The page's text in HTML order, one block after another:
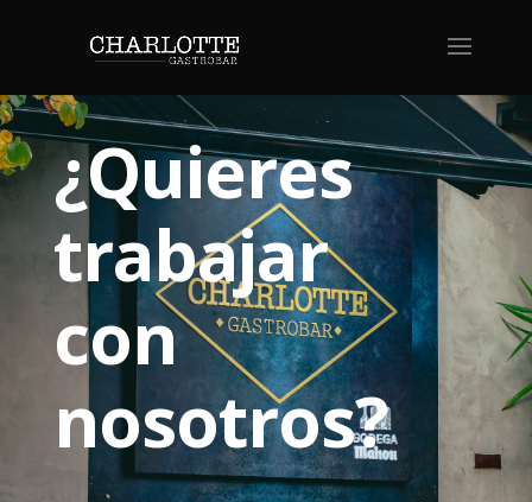
¿Quieres
trabajar
con
nosotros?